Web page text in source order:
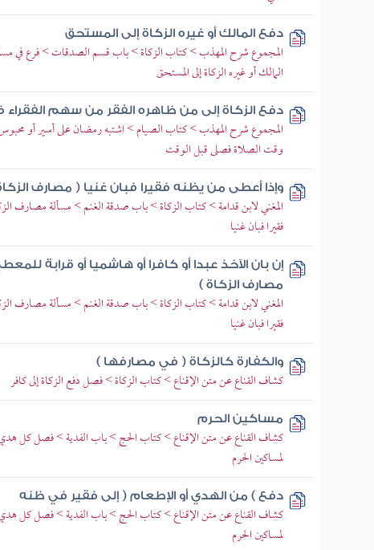
دفع المالك أو غيره الزكاة إلى المستحق
المجموع شرح المهذب > كتاب الزكاة > باب قسم الصدقات > فرع في
المالك أو غيره الزكاة إلى المستحق
دفع الزكاة إلى من ظاهره الفقر من سهم الفقراء
المجموع شرح المهذب > كتاب الصيام > اشتبه رمضان على أسير أو
وقت الصلاة فصلى قبل الوقت
وإذا أعطى من يظنه فقيرا فبان غنيا ( مصارف
المغني لابن قدامة > كتاب الزكاة > باب صدقة الغنم > مسألة مصارف
فقيرا فبان غنيا
إن بان الآخذ عبدا أو كافرا أو هاشميا أو قرابة
مصارف الزكاة )
المغني لابن قدامة > كتاب الزكاة > باب صدقة الغنم > مسألة مصارف
فقيرا فبان غنيا
والكفارة كالزكاة ( في مصارفها )
كشاف القناع عن متن الإقناع > كتاب الزكاة > فصل دفع الزكاة إلى كافر
مساكين الحرم
كشاف القناع عن متن الإقناع > كتاب الحج > باب الفدية > فصل كل هدي
لمساكين الحرم
دفع ) من الهدي أو الإطعام ( إلى فقير في ظنه
كشاف القناع عن متن الإقناع > كتاب الحج > باب الفدية > فصل كل هدي
لمساكين الحرم